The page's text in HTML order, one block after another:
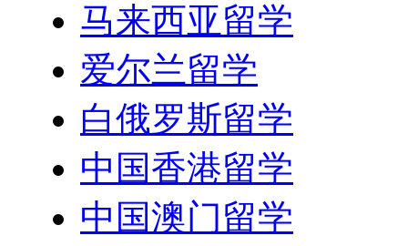
马来西亚留学
爱尔兰留学
白俄罗斯留学
中国香港留学
中国澳门留学